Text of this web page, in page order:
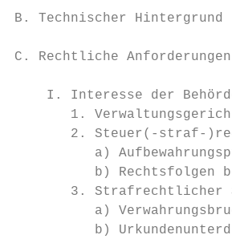
B. Technischer
C. Rechtliche
I. Interesse der
1.
2. Steuer(-straf-
a)
b) Rechtsfolgen
3. Strafrechtlicher
a)
b)